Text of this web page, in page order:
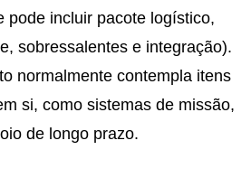
pode incluir pacote logístico,
sobressalentes e integração).
normalmente contempla itens
si, como sistemas de missão,
de longo prazo.